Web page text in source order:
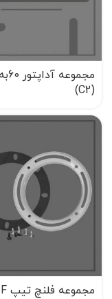
(C2)
مجموعه فلنچ تیپ F